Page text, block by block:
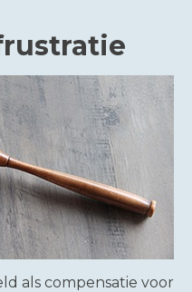
als compensatie voor